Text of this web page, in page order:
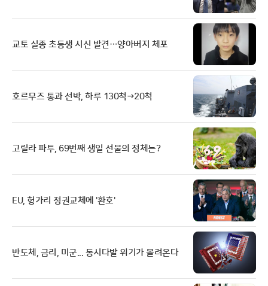
교토 실종 초등생 시신 발견…양아버지 체포
호르무즈 통과 선박, 하루 130척→20척
고릴라 파투, 69번째 생일 선물의 정체는?
EU, 헝가리 정권교체에 '환호'
반도체, 금리, 미군... 동시다발 위기가 몰려온다